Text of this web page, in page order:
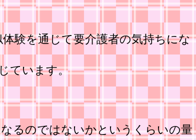
験を通じて要介護者の気持ちにな
ています。
るのではないかというくらいの量